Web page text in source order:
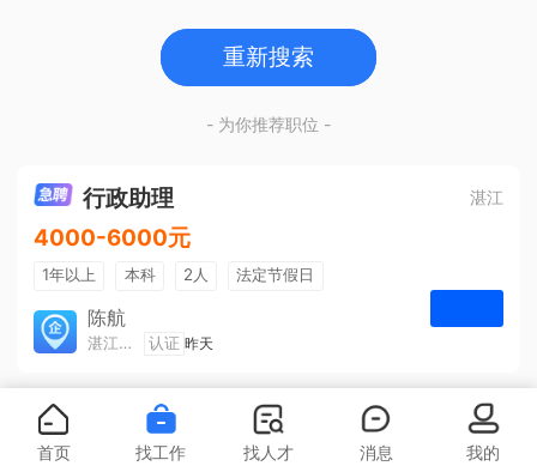
重新搜索
- 为你推荐职位 -
行政助理 湛江
4000-6000元
1年以上 本科 2人
法定节假日
包吃住
五险一金
陈航
湛江旅游集散中心有限公司 认证 昨天
首页 找工作 找人才 消息 我的